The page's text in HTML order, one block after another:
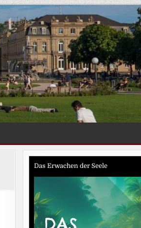
Das Erwachen der Seele